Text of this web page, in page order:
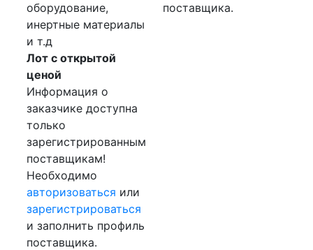
оборудование,
инертные материалы
и т.д
Лот с открытой
ценой
Информация о
заказчике доступна
только
зарегистрированным
поставщикам!
Необходимо
авторизоваться или
зарегистрироваться
и заполнить профиль
поставщика.
поставщика.